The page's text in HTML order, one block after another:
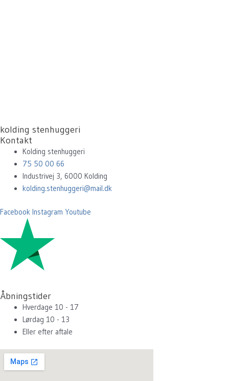
kolding stenhuggeri
Kontakt
Kolding stenhuggeri
75 50 00 66
Industrivej 3, 6000 Kolding
kolding.stenhuggeri@mail.dk
Facebook Instagram Youtube
Åbningstider
Hverdage 10 - 17
Lørdag 10 - 13
Eller efter aftale